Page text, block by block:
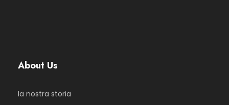
About Us
la nostra storia